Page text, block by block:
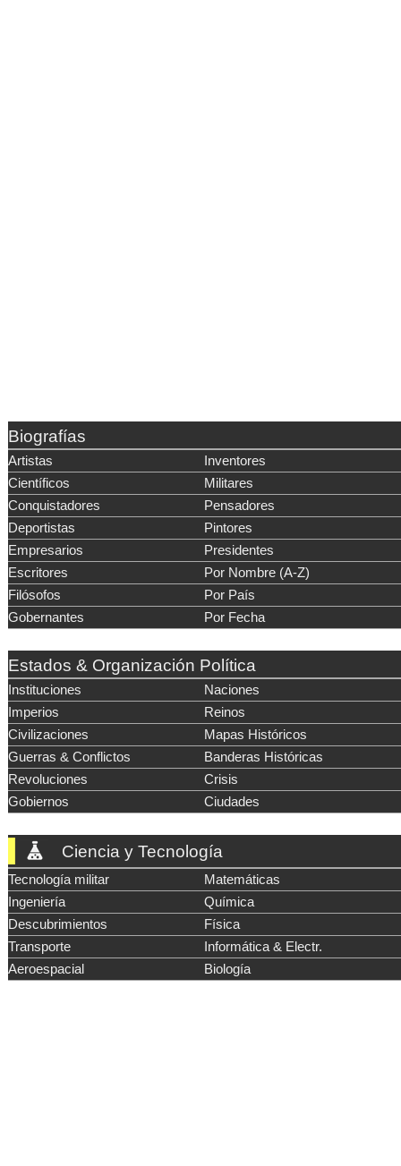
Biografías
Artistas
Inventores
Científicos
Militares
Conquistadores
Pensadores
Deportistas
Pintores
Empresarios
Presidentes
Escritores
Por Nombre (A-Z)
Filósofos
Por País
Gobernantes
Por Fecha
Estados & Organización Política
Instituciones
Naciones
Imperios
Reinos
Civilizaciones
Mapas Históricos
Guerras & Conflictos
Banderas Históricas
Revoluciones
Crisis
Gobiernos
Ciudades
Ciencia y Tecnología
Tecnología militar
Matemáticas
Ingeniería
Química
Descubrimientos
Física
Transporte
Informática & Electr.
Aeroespacial
Biología